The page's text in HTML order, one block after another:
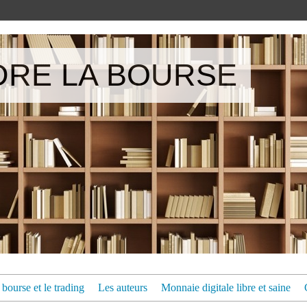
LA BOURSE
et le trading Les auteurs Monnaie digitale libre et saine